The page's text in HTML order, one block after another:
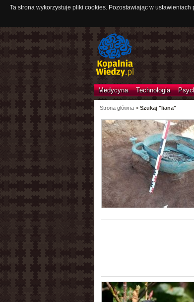
Ta strona wykorzystuje pliki cookies. Pozostawiając w
Medycyna Technologia
Strona główna> Szukaj "liana"